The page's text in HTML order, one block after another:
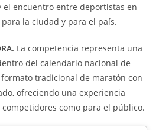
el encuentro entre deportistas en
la ciudad y para el país.
La competencia representa una
del calendario nacional de
tradicional de maratón con
ofreciendo una experiencia
como para el público.